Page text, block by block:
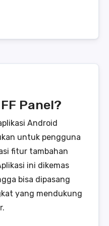
Panel?
Android
untuk pengguna
fitur tambahan
ini dikemas
bisa dipasang
yang mendukung